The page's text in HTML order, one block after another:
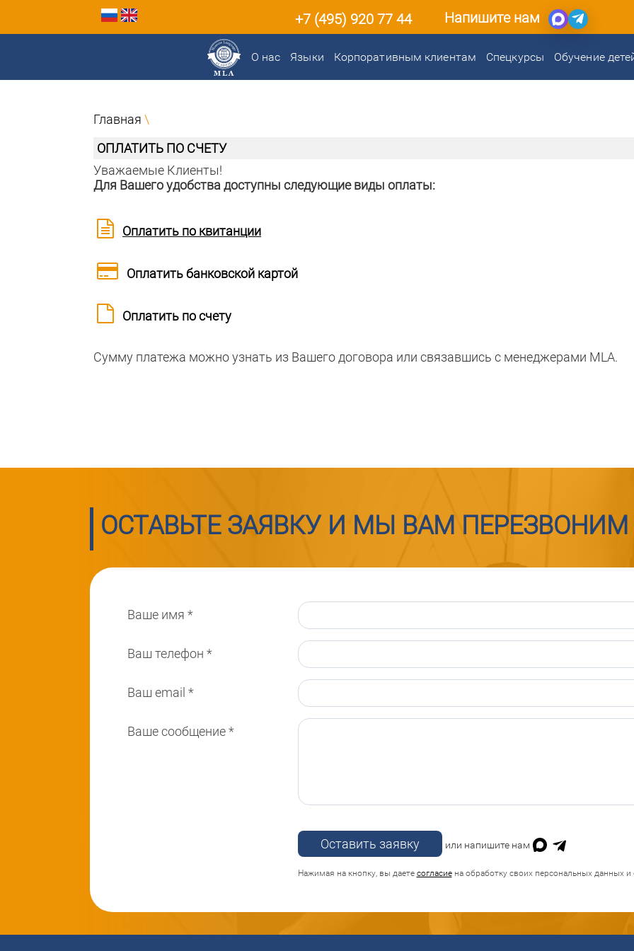
+7 (495) 920 77 44 Напишите нам
О нас Языки Корпоративным клиентам Спецкурсы Обучение
Главная \
ОПЛАТИТЬ ПО СЧЕТУ
Уважаемые Клиенты!
Для Вашего удобства доступны следующие виды оплаты:
Оплатить по квитанции
Оплатить банковской картой
Оплатить по счету
Сумму платежа можно узнать из Вашего договора или связавшись с менеджерами MLA.
ОСТАВЬТЕ ЗАЯВКУ И МЫ ВАМ
Ваше имя *
Ваш телефон *
Ваш email *
Ваше сообщение*
Оставить заявку или напишите нам
Нажимая на кнопку, вы даете согласиена обработку своих персональных данных и